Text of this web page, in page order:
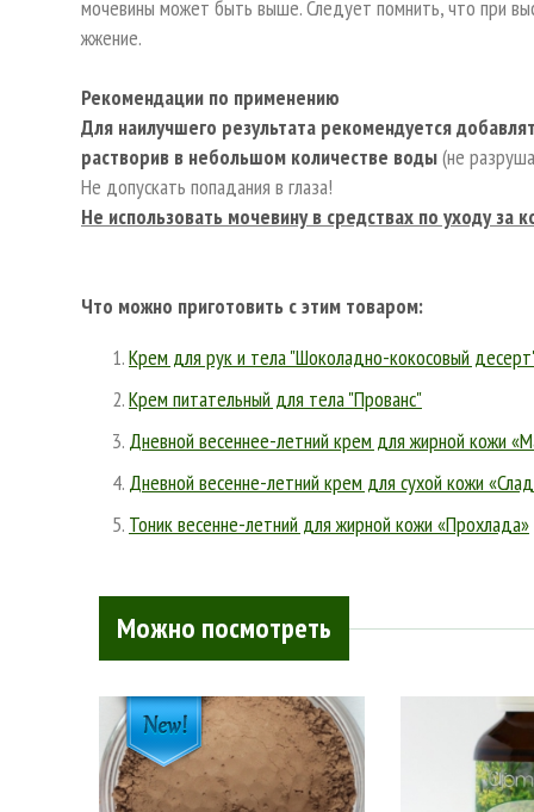
мочевины может быть выше. Следует помнить, что при
жжение.
Рекомендации по применению
Для наилучшего результата рекомендуется
растворив в небольшом количестве воды(не
Не допускать попадания в глаза!
Не использовать мочевину в средствах по уходу за
Что можно приготовить с этим товаром:
Крем для рук и тела "Шоколадно-кокосовый
Крем питательный для тела "Прованс"
Дневной весеннее-летний крем для жирной кожи
Дневной весенне-летний крем для сухой кожи
Тоник весенне-летний для жирной кожи «Прохлада»
Можно посмотреть